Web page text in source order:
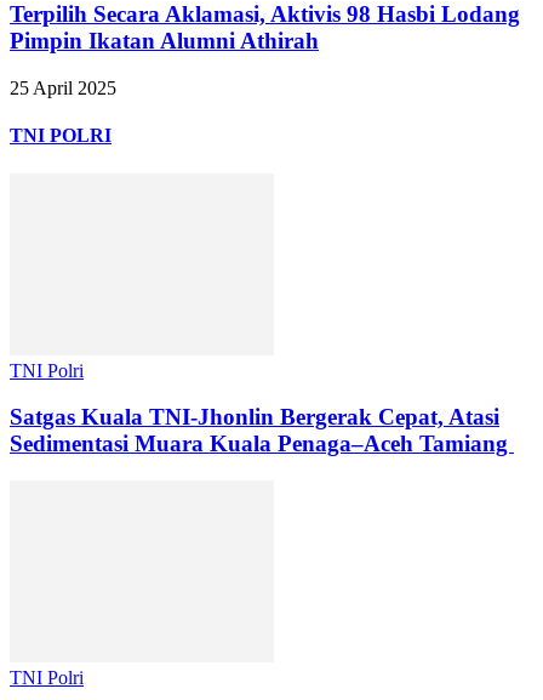
Terpilih Secara Aklamasi, Aktivis 98 Hasbi Lodang
Pimpin Ikatan Alumni Athirah
25 April 2025
TNI POLRI
TNI Polri
Satgas Kuala TNI-Jhonlin Bergerak Cepat, Atasi
Sedimentasi Muara Kuala Penaga–Aceh Tamiang
TNI Polri